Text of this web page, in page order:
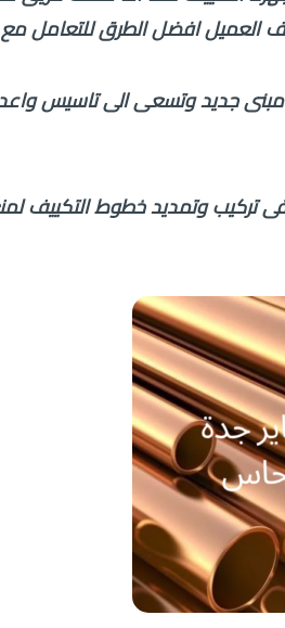
العميل افضل الطرق للتعامل
جديد وتسعى الى تاسيس واعداد
تركيب وتمديد خطوط التكييف